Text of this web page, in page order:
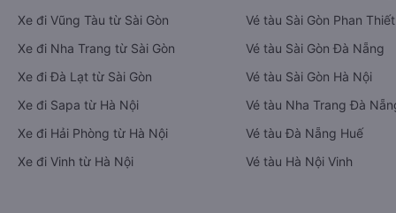
Xe đi Vũng Tàu từ Sài Gòn
Xe đi Nha Trang từ Sài Gòn
Xe đi Đà Lạt từ Sài Gòn
Xe đi Sapa từ Hà Nội
Xe đi Hải Phòng từ Hà Nội
Xe đi Vinh từ Hà Nội
Vé tàu Sài Gòn Phan Thiết
Vé tàu Sài Gòn Đà Nẵng
Vé tàu Sài Gòn Hà Nội
Vé tàu Nha Trang Đà
Vé tàu Đà Nẵng Huế
Vé tàu Hà Nội Vinh